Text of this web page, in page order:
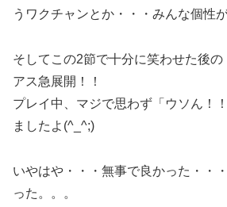
うワクチャンとか・・・みんな個性
そしてこの2節で十分に笑わせた後の
アス急展開！！
プレイ中、マジで思わず「ウソん！
ましたよ(^_^;)
いやはや・・・無事で良かった・・
った。。。